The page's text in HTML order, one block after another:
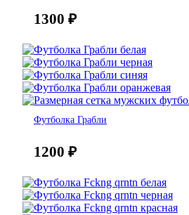
1300 ₽
Футболка Грабли
1200 ₽